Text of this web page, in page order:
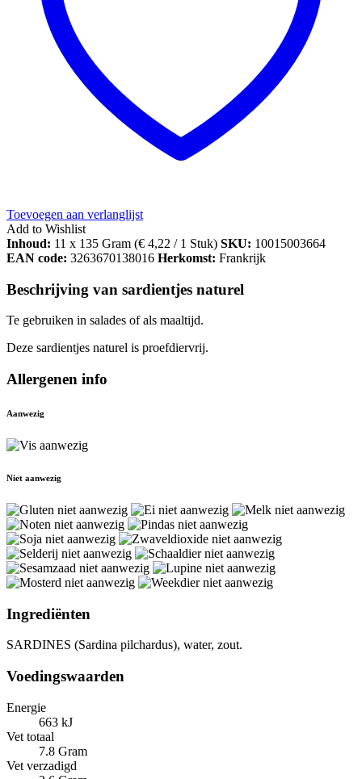
Toevoegen aan verlanglijst
Add to Wishlist
Inhoud: 11 x 135 Gram (€ 4,22 / 1 Stuk) SKU: 10015003664
EAN code: 3263670138016 Herkomst: Frankrijk
Beschrijving van sardientjes naturel
Te gebruiken in salades of als maaltijd.
Deze sardientjes naturel is proefdiervrij.
Allergenen info
Aanwezig
Niet aanwezig
Ingrediënten
SARDINES (Sardina pilchardus), water, zout.
Voedingswaarden
Energie
663 kJ
Vet totaal
7.8 Gram
Vet verzadigd